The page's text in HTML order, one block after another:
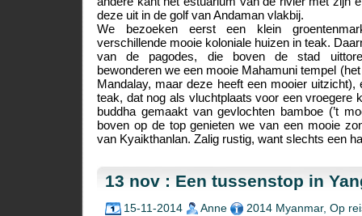
deze uit in de golf van Andaman vlakbij.
We bezoeken eerst een klein
verschillende mooie koloniale huizen in teak.
van de pagodes, die boven de stad
bewonderen we een mooie Mahamuni tempel
Mandalay, maar deze heeft een mooier
teak, dat nog als vluchtplaats voor een vroegere
buddha gemaakt van gevlochten bamboe (’t
boven op de top genieten we van een mooie
van Kyaikthanlan. Zalig rustig, want slechts een
13 nov : Een tussenstop in
15-11-2014 Anne 2014 Myanmar, Op